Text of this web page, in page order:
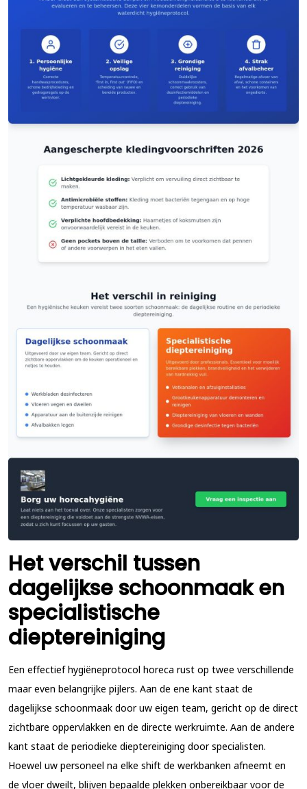
Het verschil tussen
dagelijkse schoonmaak en
specialistische
dieptereiniging
Een effectief hygiëneprotocol horeca rust op twee verschillende
maar even belangrijke pijlers. Aan de ene kant staat de
dagelijkse schoonmaak door uw eigen team, gericht op de direct
zichtbare oppervlakken en de directe werkruimte. Aan de andere
kant staat de periodieke dieptereiniging door specialisten.
Hoewel uw personeel na elke shift de werkbanken afneemt en
de vloer dweilt, blijven bepaalde plekken onbereikbaar voor de